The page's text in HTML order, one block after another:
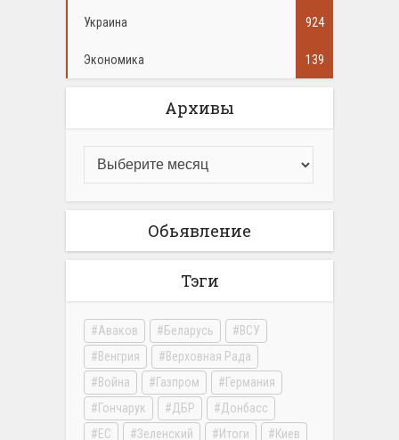
Украина 924
Экономика 139
Архивы
Обьявление
Тэги
Аваков Беларусь
ВСУ
Венгрия
Верховная Рада
Война
Газпром
Германия
Гончарук
ДБР
Донбасс
ЕС
Зеленский Итоги Киев